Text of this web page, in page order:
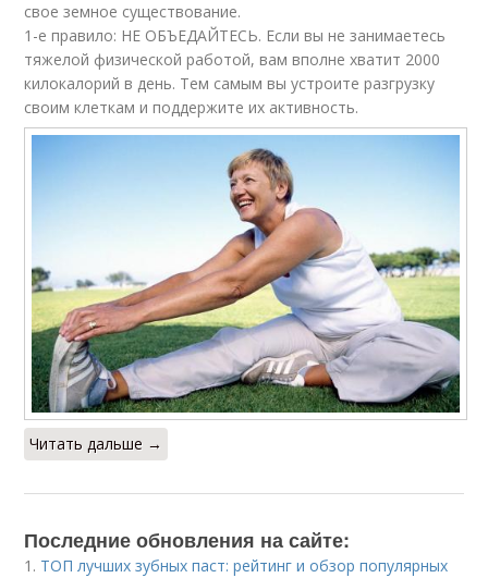
свое земное существование.
1-е правило: НЕ ОБЪЕДАЙТЕСЬ. Если вы не занимаетесь
тяжелой физической работой, вам вполне хватит 2000
килокалорий в день. Тем самым вы устроите разгрузку
своим клеткам и поддержите их активность.
Читать дальше →
Последние обновления на сайте:
1. ТОП лучших зубных паст: рейтинг и обзор популярных